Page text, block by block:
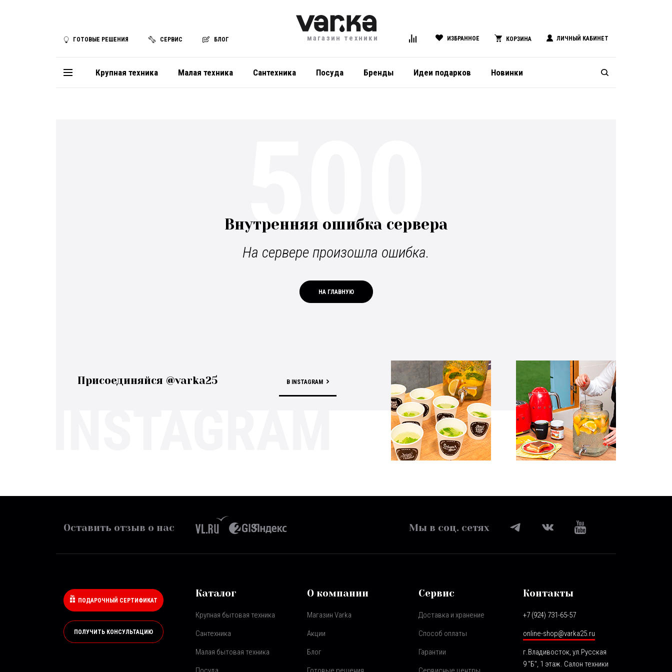
ГОТОВЫЕ РЕШЕНИЯ СЕРВИС БЛОГ магазин техники ИЗБРАННОЕ КОРЗИНА ЛИЧНЫЙ КАБИНЕТ
Крупная техника Малая техника Сантехника Посуда Бренды Идеи подарков Новинки
Внутренняя ошибка сервера
На сервере произошла ошибка.
НА ГЛАВНУЮ
500
Присоединяйся @varka25 В INSTAGRAM
Оставить отзыв о нас Мы в соц. сетях
ПОДАРОЧНЫЙ СЕРТИФИКАТ
ПОЛУЧИТЬ КОНСУЛЬТАЦИЮ
Каталог
Крупная бытовая техника
Сантехника
Малая бытовая техника
О компании
Магазин Varka
Акции
Блог
Сервис
Доставка и хранение
Способ оплаты
Гарантии
Контакты
+7 (924) 731-65-57
online-shop@varka25.ru
г.Владивосток, ул.Русская
9 "Б", 1 этаж. Салон техники